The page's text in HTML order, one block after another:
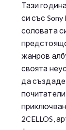
Тази
си със
соловата
жанров
своята
да
2CELLOS,